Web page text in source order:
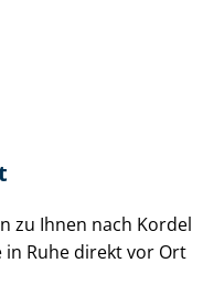
zu Ihnen nach Kordel
in Ruhe direkt vor Ort